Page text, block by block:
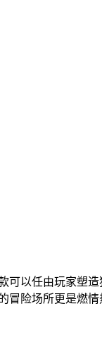
可以任由玩家塑
险场所更是燃情